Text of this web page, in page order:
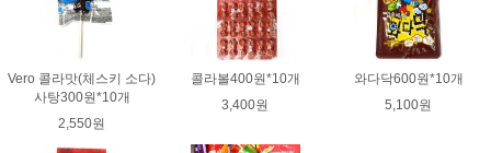
Vero 콜라맛(체스키 소다)
사탕300원*10개
2,550원
콜라볼400원*10개
3,400원
와다닥600원*10개
5,100원